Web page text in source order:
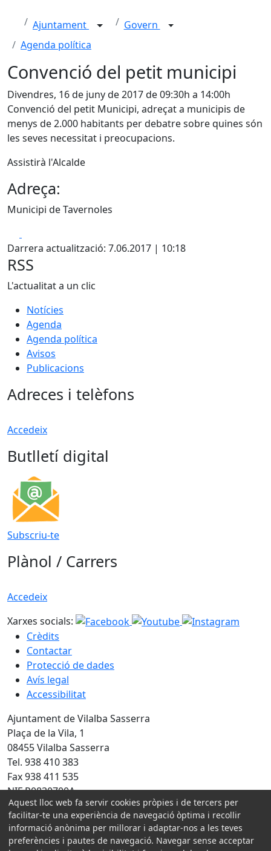
Ajuntament
Govern
Agenda política
Convenció del petit municipi
Divendres, 16 de juny de 2017 de 09:30h a 14:00h
Convenció del petit Municipi, adreçat a municipis de
menys de 2.000 habitants per debatre sobre quines són
les seves necessitat i preocupacions.
Assistirà l'Alcalde
Adreça:
Municipi de Tavernoles
Darrera actualització: 7.06.2017 | 10:18
RSS
L'actualitat a un clic
Notícies
Agenda
Agenda política
Avisos
Publicacions
Adreces i telèfons
Accedeix
Butlletí digital
Subscriu-te
Plànol / Carrers
Accedeix
Xarxes socials:
Crèdits
Contactar
Protecció de dades
Avís legal
Accessibilitat
Ajuntament de Vilalba Sasserra
Plaça de la Vila, 1
08455 Vilalba Sasserra
Tel. 938 410 383
Fax 938 411 535
NIF P0830700A
Amb la col·laboració de:
Aquest lloc web fa servir cookies pròpies i de tercers per
facilitar-te una experiència de navegació òptima i recollir
informació anònima per millorar i adaptar-nos a les teves
preferències i pautes de navegació. Navegar sense acceptar